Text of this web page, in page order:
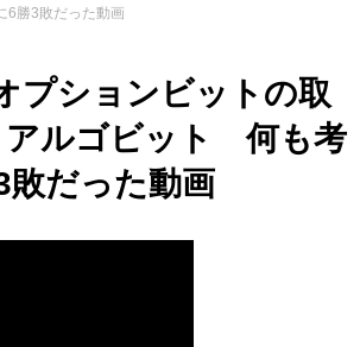
勝3敗だった動画
プションビットの取
ルゴビット 何も考
敗だった動画